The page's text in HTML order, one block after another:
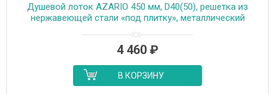
Душевой лоток AZARIO 450 мм, D40(50), решетка из
нержавеющей стали «под плитку», металлический
(AZT3TILE450)
4 460 ₽
В КОРЗИНУ